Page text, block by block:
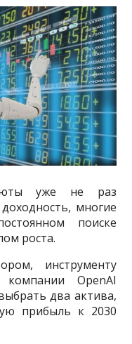
уже не раз
многие
поиске
роста.
инструменту
компании OpenAI
два актива,
прибыль к 2030